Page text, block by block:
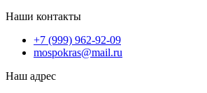
Наши контакты
+7 (999) 962-92-09
mospokras@mail.ru
Наш адрес